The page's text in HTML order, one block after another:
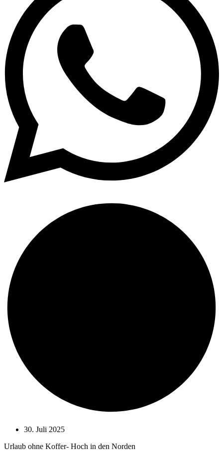
30. Juli 2025
Urlaub ohne Koffer- Hoch in den Norden